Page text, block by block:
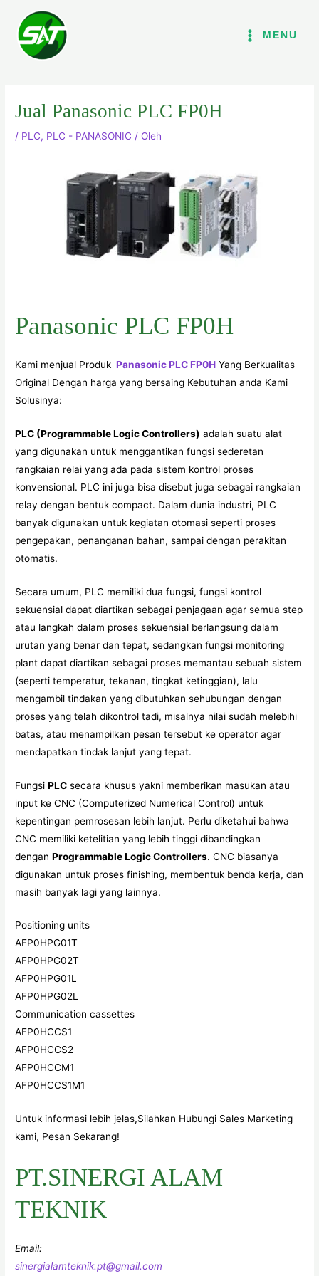
konten
MENU
Jual Panasonic PLC FP0H
/ PLC, PLC - PANASONIC / Oleh
Panasonic PLC FP0H
Kami menjual Produk Panasonic PLC FP0H Yang Berkualitas
Original Dengan harga yang bersaing Kebutuhan anda Kami
Solusinya:
PLC (Programmable Logic Controllers) adalah suatu alat
yang digunakan untuk menggantikan fungsi sederetan
rangkaian relai yang ada pada sistem kontrol proses
konvensional. PLC ini juga bisa disebut juga sebagai rangkaian
relay dengan bentuk compact. Dalam dunia industri, PLC
banyak digunakan untuk kegiatan otomasi seperti proses
pengepakan, penanganan bahan, sampai dengan perakitan
otomatis.
Secara umum, PLC memiliki dua fungsi, fungsi kontrol
sekuensial dapat diartikan sebagai penjagaan agar semua step
atau langkah dalam proses sekuensial berlangsung dalam
urutan yang benar dan tepat, sedangkan fungsi monitoring
plant dapat diartikan sebagai proses memantau sebuah sistem
(seperti temperatur, tekanan, tingkat ketinggian), lalu
mengambil tindakan yang dibutuhkan sehubungan dengan
proses yang telah dikontrol tadi, misalnya nilai sudah melebihi
batas, atau menampilkan pesan tersebut ke operator agar
mendapatkan tindak lanjut yang tepat.
FungsiPLC secara khusus yakni memberikan masukan atau
input ke CNC (Computerized Numerical Control) untuk
kepentingan pemrosesan lebih lanjut. Perlu diketahui bahwa
CNC memiliki ketelitian yang lebih tinggi dibandingkan
denganProgrammable Logic Controllers. CNC biasanya
digunakan untuk proses finishing, membentuk benda kerja, dan
masih banyak lagi yang lainnya.
Positioning units
AFP0HPG01T
AFP0HPG02T
AFP0HPG01L
AFP0HPG02L
Communication cassettes
AFP0HCCS1
AFP0HCCS2
AFP0HCCM1
AFP0HCCS1M1
Untuk informasi lebih jelas,Silahkan Hubungi Sales Marketing
kami, Pesan Sekarang!
PT.SINERGI ALAM
TEKNIK
Email:
sinergialamteknik.pt@gmail.com